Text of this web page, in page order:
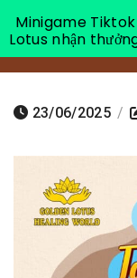
23/06/2025 /
Minigame
Lotus nhận